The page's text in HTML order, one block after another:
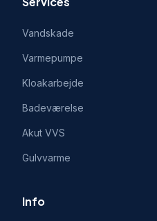
Vandskade
Varmepumpe
Kloakarbejde
Badeværelse
Akut VVS
Gulvvarme
Info